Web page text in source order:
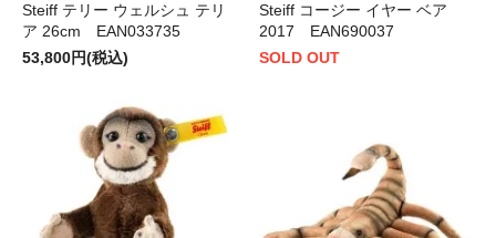
Steiff テリー ウェルシュ テリ
ア 26cm EAN033735
53,800円(税込)
Steiff コージー イヤー ベア
2017 EAN690037
SOLD OUT